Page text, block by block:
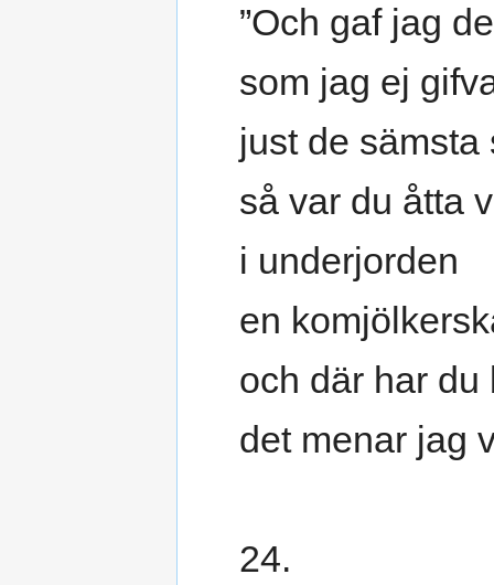
”Och gaf jag
som jag ej
just de sämsta
så var du åtta
i underjorden
en
och där har du
det menar jag
24.